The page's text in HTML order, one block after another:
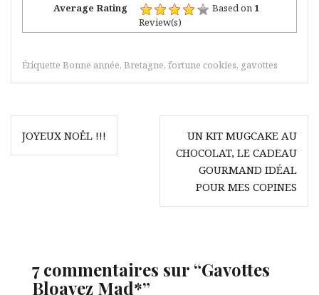
Average Rating
Based on1
Review(s)
Étiquette Bonne année, Bretagne, fortune cookies, gavottes
Navigation
deJOYEUX NOËL !!!
UN KIT MUGCAKE AU
CHOCOLAT, LE CADEAU
GOURMAND IDÉAL
POUR MES COPINES
7 commentaires sur “Gavottes
Bloavez Mad*”